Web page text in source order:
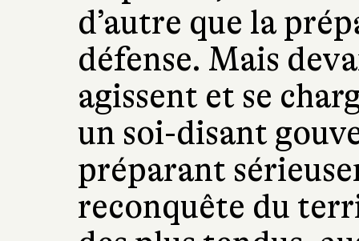
d’autre que la
défense. Mais
agissent et se
un soi-disant
préparant
reconquête du